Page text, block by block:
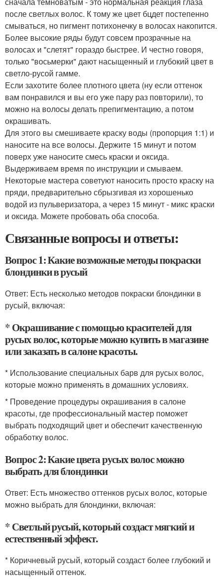
после светлых волос. К тому же цвет бцдет постепенно
смываться, но пигмент потихонечку в волосах накопится.
Более высокие ряды будут совсем прозрачные на
волосах и "слетят" гораздо быстрее. И честно говоря,
только "восьмерки" дают насыщенный и глубокий цвет в
светло-русой гамме.
Если захотите более плотного цвета (ну если оттенок
вам понравился и вы его уже пару раз повторили), то
можно на волосы делать препигментацию, а потом
окрашивать.
Для этого вы смешиваете краску воды (пропорция 1:1) и
наносите на все волосы. Держите 15 минут и потом
поверх уже наносите смесь краски и оксида.
Выдерживаем время по инструкции и смываем.
Некоторые мастера советуют наносить просто краску на
пряди, предварительно сбрызгивая из хорошенько
водой из пульверизатора, а через 15 минут - микс краски
и оксида. Можете пробовать оба способа.
Связанные вопросы и ответы:
Вопрос 1: Какие возможные методы покраски
блондинки в русый
Ответ: Есть несколько методов покраски блондинки в
русый, включая:
* Окрашивание с помощью красителей для
русых волос, которые можно купить в магазине
или заказать в салоне красоты.
* Использование специальных барв для русых волос,
которые можно применять в домашних условиях.
* Проведение процедуры окрашивания в салоне
красоты, где профессиональный мастер поможет
выбрать подходящий цвет и обеспечит качественную
обработку волос.
Вопрос 2: Какие цвета русых волос можно
выбрать для блондинки
Ответ: Есть множество оттенков русых волос, которые
можно выбрать для блондинки, включая:
* Светлый русый, который создаст мягкий и
естественный эффект.
* Коричневый русый, который создаст более глубокий и
насыщенный оттенок.